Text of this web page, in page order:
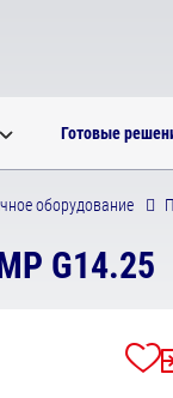
Готовые
оборудование
G14.25